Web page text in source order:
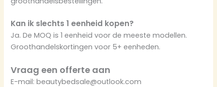
Kan ik slechts 1 eenheid kopen?
Ja. De MOQ is 1 eenheid voor de meeste modellen.
Groothandelskortingen voor 5+ eenheden.
Vraag een offerte aan
E-mail: beautybedsale@outlook.com